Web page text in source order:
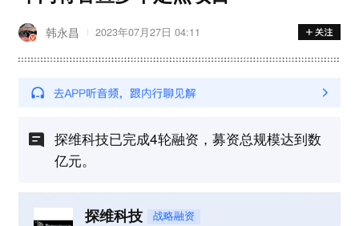
韩永昌 2023年07月27日 04:11
探维科技已完成4轮融资，募资总规模达到数
亿元。
探维科技 战略融资